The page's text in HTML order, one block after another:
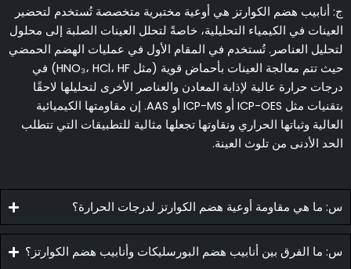
ج: أنابيب هضم الكوارتز هي أوعية مختبرية متخصصة تُستخدم لتحضير
العينات في الكيمياء التحليلية، خاصةً لتحلل العينات الصلبة إلى محلول
لتحليل العناصر. تُستخدم في المقام الأول في عمليات الهضم الحمضي
حيث تتم معالجة العينات بأحماض قوية (مثل HNO₃، HCl، HF) في
درجات حرارة عالية لإذابة المعادن والعناصر الأخرى لتحليلها لاحقًا
بتقنيات مثل ICP-OES أو ICP-MS أو AAS. إن مقاومتها الكيميائية
العالية وثباتها الحراري ونقاوتها تجعلها مثالية للتطبيقات التي تتطلب
الحد الأدنى من تلوث العينة.
س: ما هي مقاومة أوعية هضم الكوارتز لدرجات الحرارة؟
س: ما الفرق بين أنابيب هضم البورسليكات وأنابيب هضم الكوارتز؟